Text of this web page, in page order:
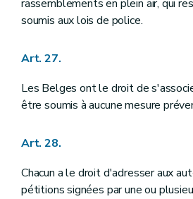
rassemblements en plein air, qui
soumis aux lois de police.
Art. 27.
Les Belges ont le droit de
être soumis à aucune mesure
Art. 28.
Chacun a le droit d'adresser aux
pétitions signées par une ou